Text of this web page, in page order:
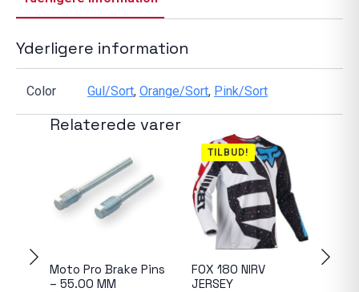
Yderligere information
Color Gul/Sort, Orange/Sort, Pink/Sort
Relaterede varer
Moto Pro Brake Pins
– 55.00 MM
TILBUD!
FOX 180 NIRV
JERSEY